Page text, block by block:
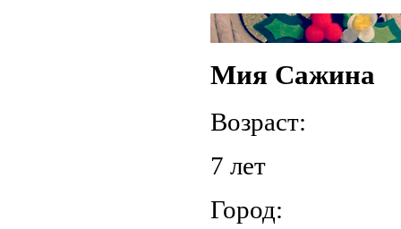
Мия Сажина
Возраст:
7 лет
Город: